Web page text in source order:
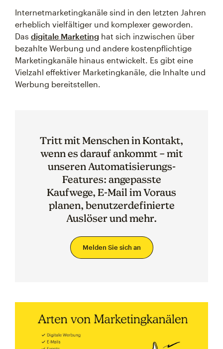
Internetmarketingkanäle sind in den letzten Jahren
erheblich vielfältiger und komplexer geworden.
Das digitale Marketing hat sich inzwischen über
bezahlte Werbung und andere kostenpflichtige
Marketingkanäle hinaus entwickelt. Es gibt eine
Vielzahl effektiver Marketingkanäle, die Inhalte und
Werbung bereitstellen.
Tritt mit Menschen in Kontakt,
wenn es darauf ankommt – mit
unseren Automatisierungs-
Features: angepasste
Kaufwege, E-Mail im Voraus
planen, benutzerdefinierte
Auslöser und mehr.
Melden Sie sich an